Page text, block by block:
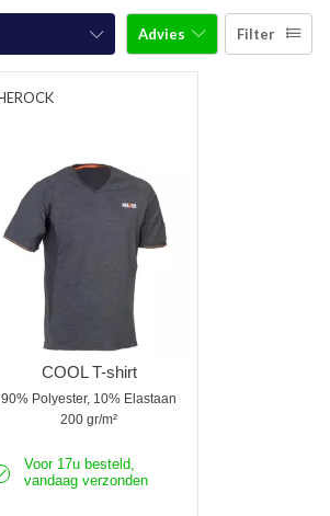
Filter
Advies
COOL T-shirt
90% Polyester, 10% Elastaan
200 gr/m²
Voor 17u besteld,
vandaag verzonden